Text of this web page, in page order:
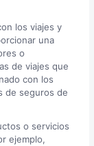
los viajes y
una
o
de viajes que
con los
de seguros de
o servicios
ejemplo,